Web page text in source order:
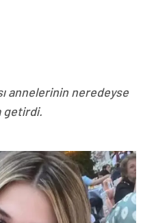
annelerinin neredeyse
getirdi.